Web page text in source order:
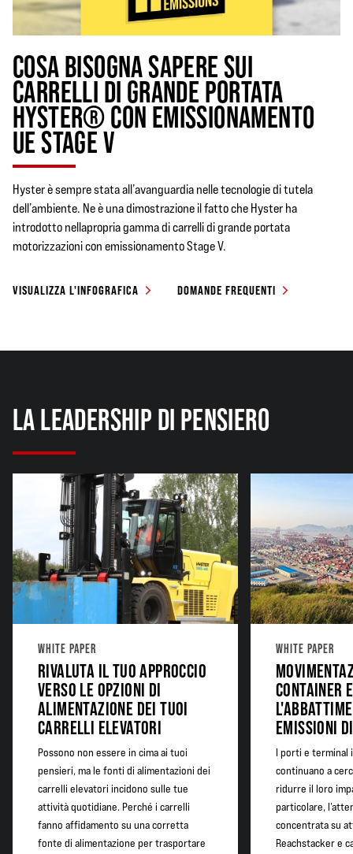
COSA BISOGNA SAPERE SUI
CARRELLI DI GRANDE PORTATA
HYSTER® CON EMISSIONAMENTO
UE STAGE V
Hyster è sempre stata all’avanguardia nelle tecnologie di tutela
dell’ambiente. Ne è una dimostrazione il fatto che Hyster ha
introdotto nellapropria gamma di carrelli di grande portata
motorizzazioni con emissionamento Stage V.
VISUALIZZA L'INFOGRAFICA DOMANDE FREQUENTI
LA LEADERSHIP DI PENSIERO
WHITE PAPER
RIVALUTA IL TUO APPROCCIO
VERSO LE OPZIONI DI
ALIMENTAZIONE DEI TUOI
CARRELLI ELEVATORI
Possono non essere in cima ai tuoi
pensieri, ma le fonti di alimentazioni dei
carrelli elevatori incidono sulle tue
attività quotidiane. Perché i carrelli
fanno affidamento su una corretta
fonte di alimentazione per trasportare
WHITE PAPER
CONTAINER
EMISSIONI
I porti e terminal
continuano a
ridurre il loro
particolare,
concentrata su
Reachstacker e